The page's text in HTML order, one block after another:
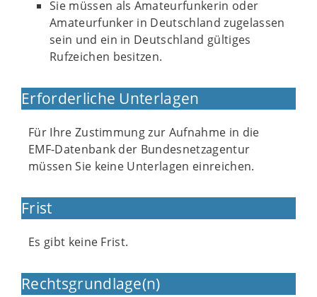
Sie müssen als Amateurfunkerin oder
Amateurfunker in Deutschland zugelassen
sein und ein in Deutschland gültiges
Rufzeichen besitzen.
Erforderliche Unterlagen
Für Ihre Zustimmung zur Aufnahme in die
EMF-Datenbank der Bundesnetzagentur
müssen Sie keine Unterlagen einreichen.
Frist
Es gibt keine Frist.
Rechtsgrundlage(n)